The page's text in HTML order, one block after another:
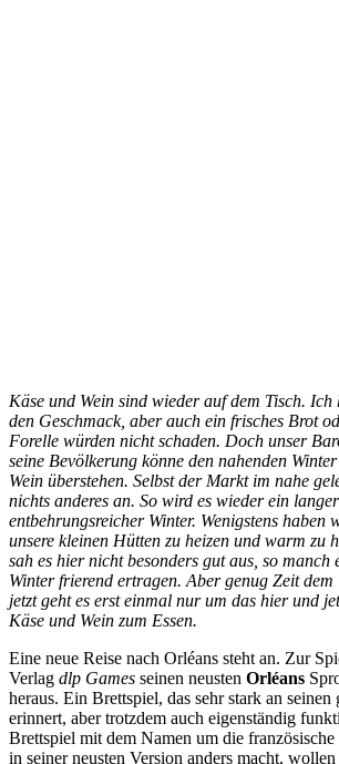
Käse und Wein sind wieder auf dem Tisch. Ich
den Geschmack, aber auch ein frisches Brot
Forelle würden nicht schaden. Doch unser
seine Bevölkerung könne den nahenden
Wein überstehen. Selbst der Markt im nahe
nichts anderes an. So wird es wieder ein
entbehrungsreicher Winter. Wenigstens haben
unsere kleinen Hütten zu heizen und warm zu
sah es hier nicht besonders gut aus, so manch
Winter frierend ertragen. Aber genug Zeit dem
jetzt geht es erst einmal nur um das hier und
Käse und Wein zum Essen.
Eine neue Reise nach Orléans steht an. Zur
Verlag dlp Games seinen neusten Orléans
heraus. Ein Brettspiel, das sehr stark an
erinnert, aber trotzdem auch eigenständig
Brettspiel mit dem Namen um die französische
in seiner neusten Version anders macht,